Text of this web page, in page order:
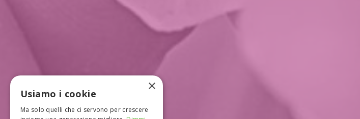
×
Usiamo i cookie
Ma solo quelli che ci servono per crescere